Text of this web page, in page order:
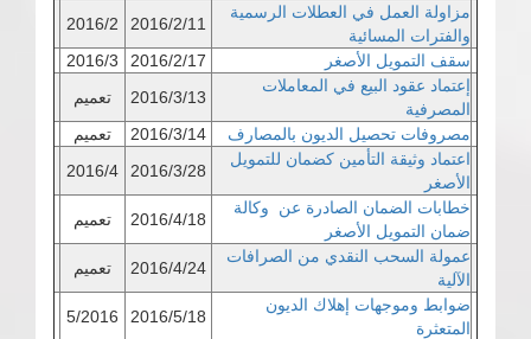
مزاولة العمل في العطلات الرسمية
والفترات المسائية
2016/2/11
2016/2
سقف التمويل الأصغر
2016/2/17
2016/3
إعتماد عقود البيع في المعاملات
المصرفية
2016/3/13
تعميم
مصروفات تحصيل الديون بالمصارف
2016/3/14
تعميم
اعتماد وثيقة التأمين كضمان للتمويل
الأصغر
2016/3/28
2016/4
خطابات الضمان الصادرة عن وكالة
ضمان التمويل الأصغر
2016/4/18
تعميم
عمولة السحب النقدي من الصرافات
الآلية
2016/4/24
تعميم
ضوابط وموجهات إهلاك الديون
المتعثرة
2016/5/18
5/2016